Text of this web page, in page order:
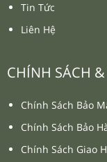
Tin Tức
Liên Hệ
CHÍNH SÁCH
Chính Sách Bảo
Chính Sách Bảo
Chính Sách Giao